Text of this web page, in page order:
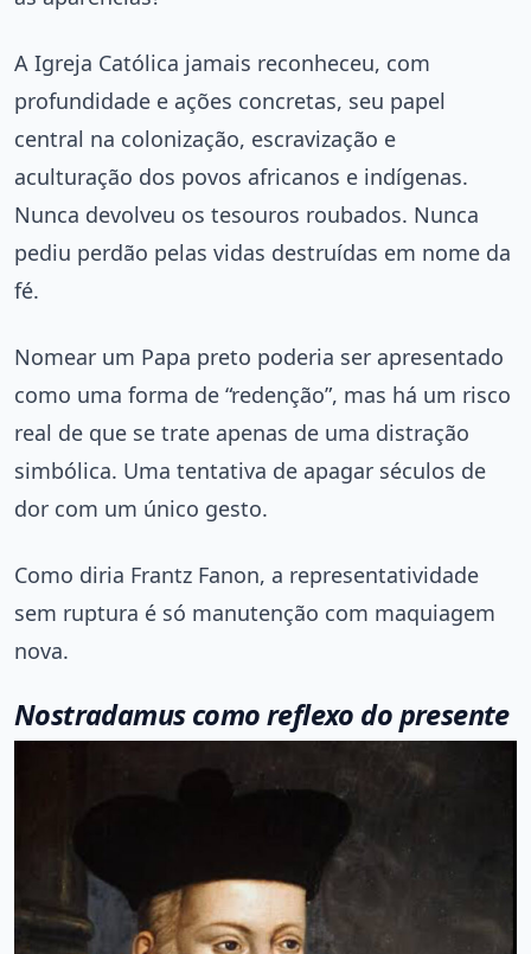
A Igreja Católica jamais reconheceu, com
profundidade e ações concretas, seu papel
central na colonização, escravização e
aculturação dos povos africanos e indígenas.
Nunca devolveu os tesouros roubados. Nunca
pediu perdão pelas vidas destruídas em nome da
fé.
Nomear um Papa preto poderia ser apresentado
como uma forma de “redenção”, mas há um risco
real de que se trate apenas de uma distração
simbólica. Uma tentativa de apagar séculos de
dor com um único gesto.
Como diria Frantz Fanon, a representatividade
sem ruptura é só manutenção com maquiagem
nova.
Nostradamus como reflexo do presente